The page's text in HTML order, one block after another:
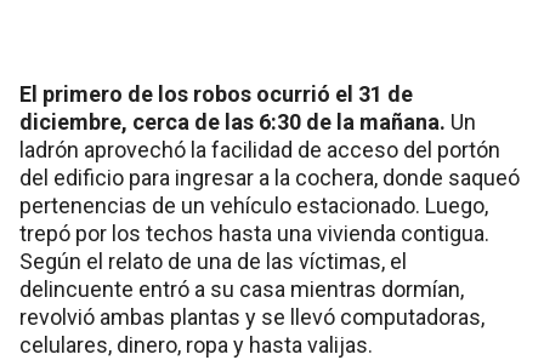
El primero de los robos ocurrió el 31 de
diciembre, cerca de las 6:30 de la mañana. Un
ladrón aprovechó la facilidad de acceso del portón
del edificio para ingresar a la cochera, donde saqueó
pertenencias de un vehículo estacionado. Luego,
trepó por los techos hasta una vivienda contigua.
Según el relato de una de las víctimas, el
delincuente entró a su casa mientras dormían,
revolvió ambas plantas y se llevó computadoras,
celulares, dinero, ropa y hasta valijas.